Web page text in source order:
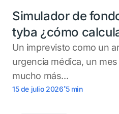
Simulador de
tyba ¿cómo
Un imprevisto como un
urgencia médica, un
mucho más...
15 de julio 2026.5 min